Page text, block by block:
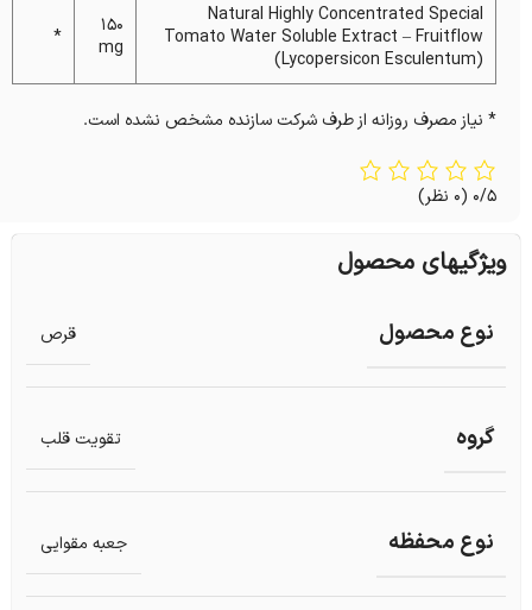
Natural Highly Concentrated Special
Tomato Water Soluble Extract – Fruitflow
(Lycopersicon Esculentum)
150
mg
*
* نیاز مصرف روزانه از طرف شرکت سازنده مشخص نشده است.
0/5 (0 نظر)
ویژگیهای محصول
نوع محصول قرص
گروه تقویت قلب
نوع محفظه جعبه مقوایی